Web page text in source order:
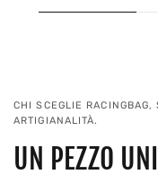
CHI SCEGLIE
ARTIGIANALITÀ.
UN PEZZO